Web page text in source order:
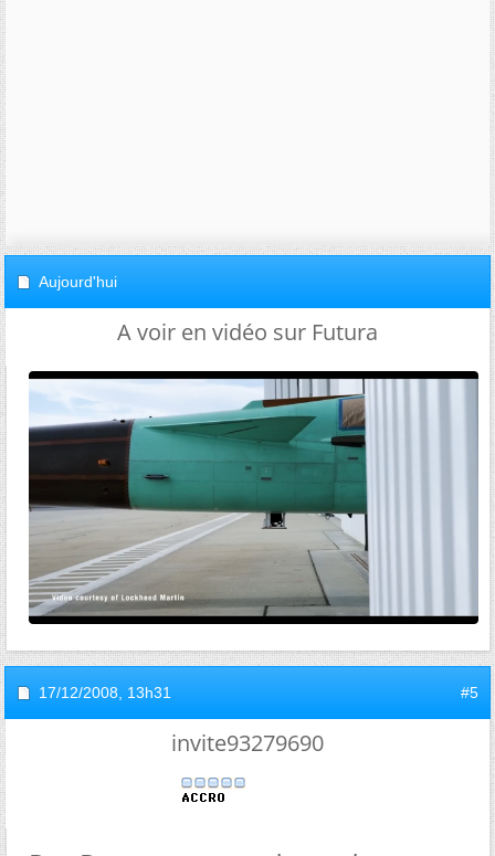
Aujourd'hui
A voir en vidéo sur Futura
17/12/2008, 13h31 #5
invite93279690